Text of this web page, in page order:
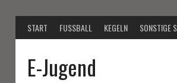
START FUSSBALL KEGELN SONSTIGE
E-Jugend